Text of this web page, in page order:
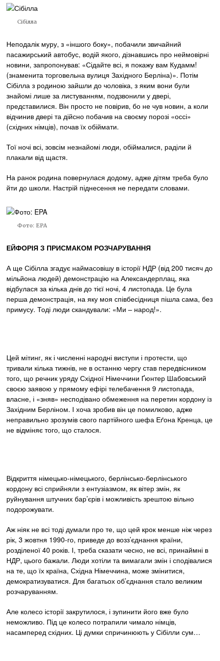
Сібілла
Неподалік муру, з «іншого боку», побачили звичайний
пасажирський автобус, водій якого, дізнавшись про неймовірні
новини, запропонував: «Сідайте всі, я покажу вам Кудамм!
(знаменита торговельна вулиця Західного Берліна)». Потім
Сібілла з родиною зайшли до чоловіка, з яким вони були
знайомі лише за листуванням, подзвонили у двері,
представилися. Він просто не повірив, бо не чув новин, а коли
відчинив двері та дійсно побачив на своєму порозі «оссі»
(східних німців), почав їх обіймати.
Тої ночі всі, зовсім незнайомі люди, обіймалися, раділи й
плакали від щастя.
На ранок родина повернулася додому, адже дітям треба було
йти до школи. Настрій піднесення не передати словами.
Фото: EPA
ЕЙФОРІЯ З ПРИСМАКОМ РОЗЧАРУВАННЯ
А ще Сібілла згадує наймасовішу в історії НДР (від 200 тисяч до
мільйона людей) демонстрацію на Александерплац, яка
відбулася за кілька днів до тієї ночі, 4 листопада. Це була
перша демонстрація, на яку моя співбесідниця пішла сама, без
примусу. Тоді люди скандували: «Ми – народ!».
Цей мітинг, як і численні народні виступи і протести, що
тривали кілька тижнів, не в останню чергу став передвісником
того, що речник уряду Східної Німеччини Ґюнтер Шабовський
своєю заявою у прямому ефірі телебачення 9 листопада,
власне, і «зняв» несподівано обмеження на перетин кордону із
Західним Берліном. І хоча зробив він це помилково, адже
неправильно зрозумів свого партійного шефа Еґона Кренца, це
не відміняє того, що сталося.
Відкриття німецько-німецького, берлінсько-берлінського
кордону всі сприйняли з ентузіазмом, як вітер змін, як
руйнування штучних бар’єрів і можливість зрештою вільно
подорожувати.
Аж ніяк не всі тоді думали про те, що цей крок менше ніж через
рік, 3 жовтня 1990-го, приведе до возз’єднання країни,
розділеної 40 років. І, треба сказати чесно, не всі, принаймні в
НДР, цього бажали. Люди хотіли та вимагали змін і сподівалися
на те, що їх країна, Східна Німеччина, може змінитися,
демократизуватися. Для багатьох об’єднання стало великим
розчаруванням.
Але колесо історії закрутилося, і зупинити його вже було
неможливо. Під це колесо потрапили чимало німців,
насамперед східних. Ці думки спричинюють у Сібілли сум…